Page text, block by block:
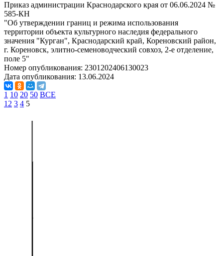
Приказ администрации Краснодарского края от 06.06.2024 №
585-КН
"Об утверждении границ и режима использования
территории объекта культурного наследия федерального
значения "Курган", Краснодарский край, Кореновский район,
г. Кореновск, элитно-семеноводческий совхоз, 2-е отделение,
поле 5"
Номер опубликования: 2301202406130023
Дата опубликования: 13.06.2024
1 10 20 50 ВСЕ
1 2 3 4 5